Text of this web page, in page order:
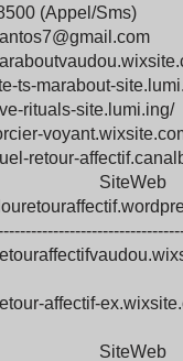
(Appel/Sms)
ts-marabout-
rituals-site.lumi.ing/
retour-
affectif-